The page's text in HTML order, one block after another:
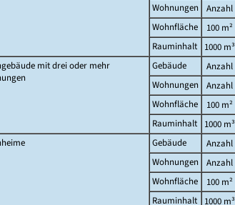
Wohnungen
Anzahl
Wohnfläche
100 m²
Rauminhalt
1000 m³
mit drei oder mehr
Gebäude Anzahl
Wohnungen
Anzahl
Wohnfläche
100 m²
Rauminhalt
1000 m³
Gebäude Anzahl
Wohnungen
Anzahl
Wohnfläche
100 m²
Rauminhalt
1000 m³